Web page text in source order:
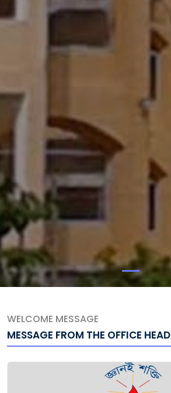
WELCOME MESSAGE
MESSAGE FROM THE OFFICE HEAD